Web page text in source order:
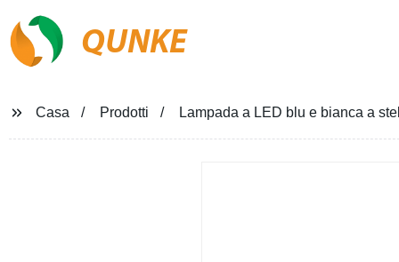
QUNKE
Casa Prodotti Lampada a LED blu e bianca a